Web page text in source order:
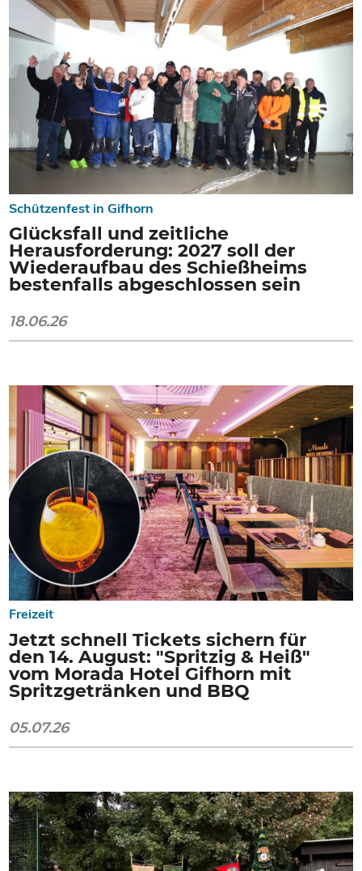
Schützenfest in Gifhorn
Glücksfall und zeitliche
Herausforderung: 2027 soll der
Wiederaufbau des Schießheims
bestenfalls abgeschlossen sein
18.06.26
Freizeit
Jetzt schnell Tickets sichern für
den 14. August: "Spritzig & Heiß"
vom Morada Hotel Gifhorn mit
Spritzgetränken und BBQ
05.07.26